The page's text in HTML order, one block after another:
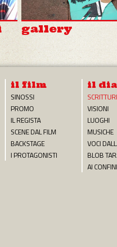
liceo sul
di
gallery
il film
SINOSSI
PROMO
IL REGISTA
SCENE DAL FILM
BACKSTAGE
I PROTAGONISTI
il
VISIONI
LUOGHI
MUSICHE
VOCI
BLOB
AI